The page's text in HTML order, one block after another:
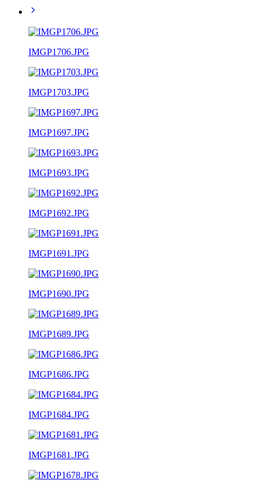
IMGP1706.JPG
IMGP1703.JPG
IMGP1697.JPG
IMGP1693.JPG
IMGP1692.JPG
IMGP1691.JPG
IMGP1690.JPG
IMGP1689.JPG
IMGP1686.JPG
IMGP1684.JPG
IMGP1681.JPG